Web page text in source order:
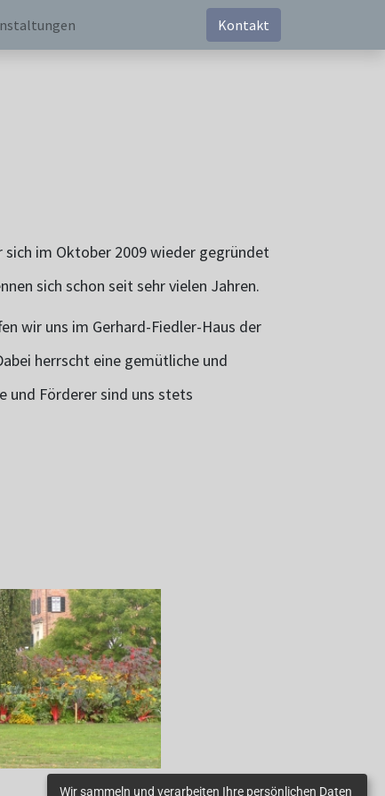
Kontakt
sich im Oktober 2009 wieder gegründet
sich schon seit sehr vielen Jahren.
wir uns im Gerhard-Fiedler-Haus der
herrscht eine gemütliche und
und Förderer sind uns stets
Wir sammeln und verarbeiten Ihre persönlichen Daten